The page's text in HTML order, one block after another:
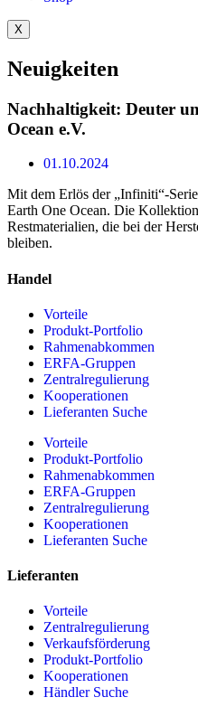
X
Neuigkeiten
Nachhaltigkeit: Deuter
Ocean e.V.
01.10.2024
Mit dem Erlös der „Infiniti“-
Earth One Ocean. Die
Restmaterialien, die bei der
bleiben.
Handel
Vorteile
Produkt-Portfolio
Rahmenabkommen
ERFA-Gruppen
Zentralregulierung
Kooperationen
Lieferanten Suche
Vorteile
Produkt-Portfolio
Rahmenabkommen
ERFA-Gruppen
Zentralregulierung
Kooperationen
Lieferanten Suche
Lieferanten
Vorteile
Zentralregulierung
Verkaufsförderung
Produkt-Portfolio
Kooperationen
Händler Suche